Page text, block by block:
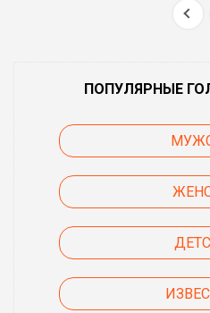
ПОПУЛЯРНЫЕ